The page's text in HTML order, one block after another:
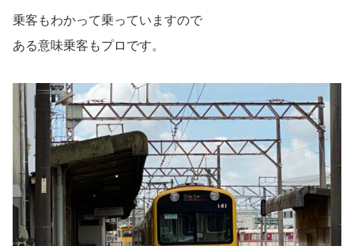
乗客もわかって乗っていますので
ある意味乗客もプロです。